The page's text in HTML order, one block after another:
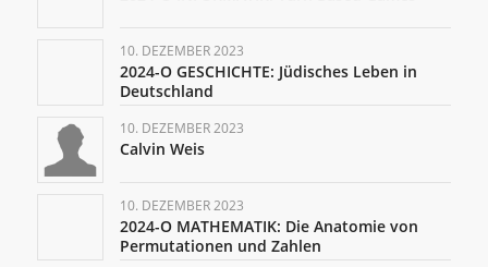
10. DEZEMBER 2023
2024-O GESCHICHTE: Jüdisches Leben in
Deutschland
10. DEZEMBER 2023
Calvin Weis
10. DEZEMBER 2023
2024-O MATHEMATIK: Die Anatomie von
Permutationen und Zahlen